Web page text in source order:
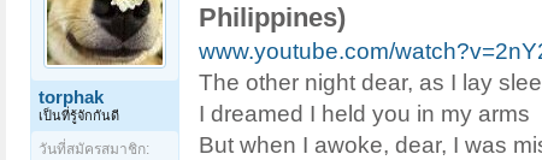
torphak
เป็นที่รู้จักกันดี
วันที่สมัครสมาชิก:
Philippines)
www.youtube.com/
The other night dear, as I lay
I dreamed I held you in my arms
But when I awoke, dear, I was